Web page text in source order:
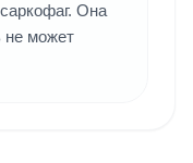
Она
не может